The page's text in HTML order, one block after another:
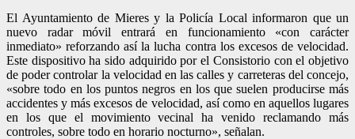
El Ayuntamiento de Mieres y la Policía Local informaron que un
nuevo radar móvil entrará en funcionamiento «con carácter
inmediato» reforzando así la lucha contra los excesos de velocidad.
Este dispositivo ha sido adquirido por el Consistorio con el objetivo
de poder controlar la velocidad en las calles y carreteras del concejo,
«sobre todo en los puntos negros en los que suelen producirse más
accidentes y más excesos de velocidad, así como en aquellos lugares
en los que el movimiento vecinal ha venido reclamando más
controles, sobre todo en horario nocturno», señalan.